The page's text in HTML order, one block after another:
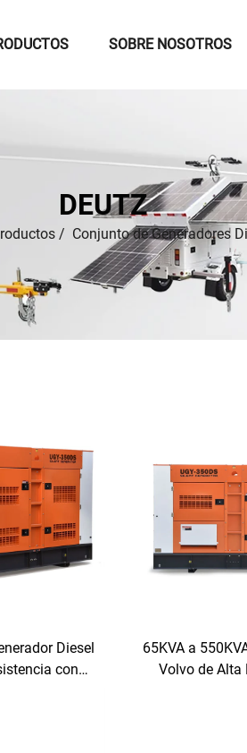
SOBRE NOSOTROS
DEUTZ
/ Conjunto de Generadores
Diesel
con
65KVA a
Volvo de Alta